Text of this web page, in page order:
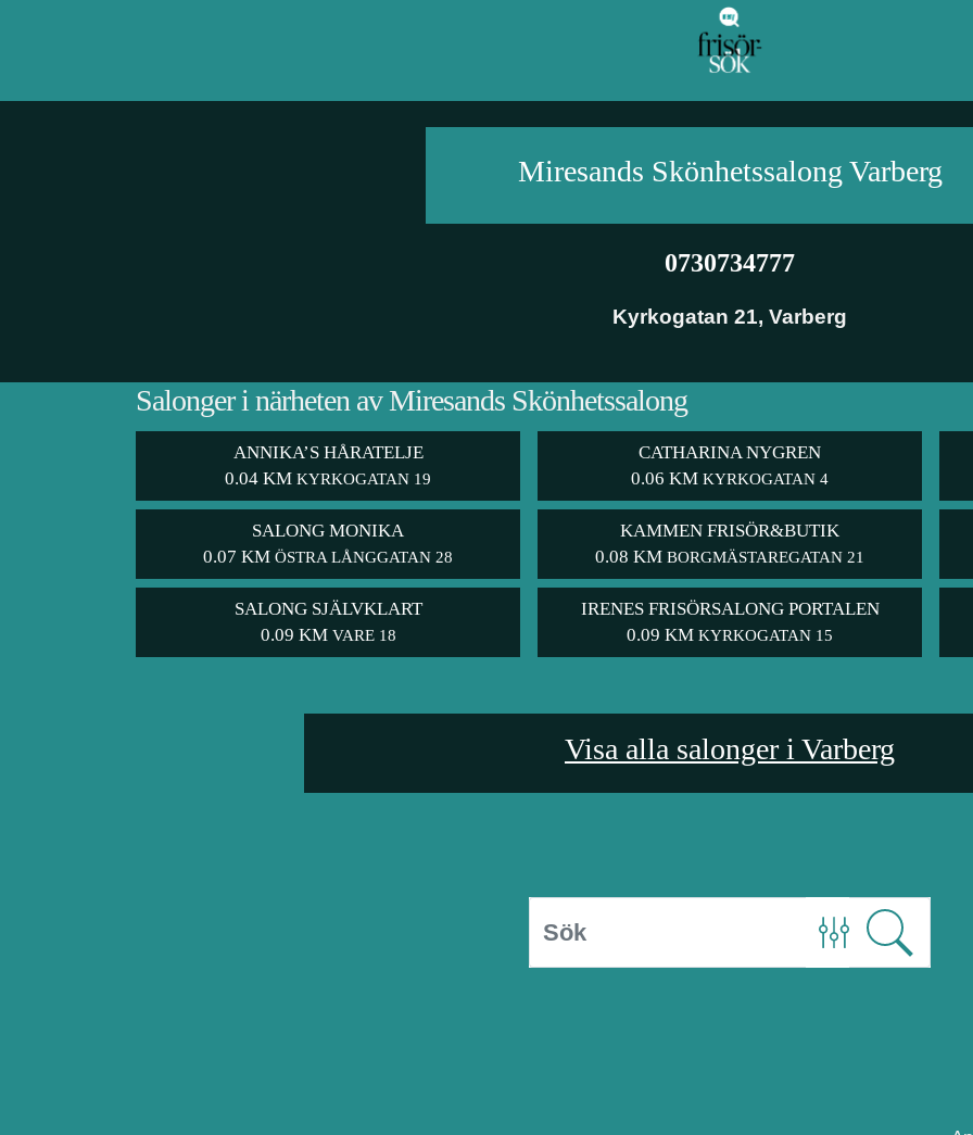
Miresands Skönhetssalong Varberg
0730734777
Kyrkogatan 21, Varberg
Salonger i närheten av Miresands Skönhetssalong
ANNIKA’S HÅRATELJE
0.04 KM KYRKOGATAN 19
CATHARINA NYGREN
0.06 KM KYRKOGATAN 4
SALONG MONIKA
0.07 KM ÖSTRA LÅNGGATAN 28
KAMMEN FRISÖR&BUTIK
0.08 KM BORGMÄSTAREGATAN 21
SALONG SJÄLVKLART
0.09 KM VARE 18
IRENES FRISÖRSALONG PORTALEN
0.09 KM KYRKOGATAN 15
Visa alla salonger i Varberg